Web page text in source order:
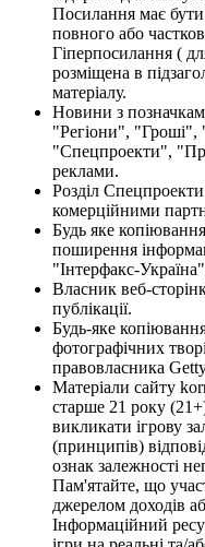
Посилання має бути
повного або
Гіперпосилання (
розміщена в
матеріалу.
Новини з
"Регіони",
"Спецпроекти",
реклами.
Розділ
комерційними
Будь яке
поширення
"Інтерфакс-
Власник веб-
публікації.
Будь-яке
фотографічних
правовласника
Матеріали сайту
старше 21 року
викликати ігрову
(принципів)
ознак залежності
Пам'ятайте, що
джерелом доходів
Інформаційний